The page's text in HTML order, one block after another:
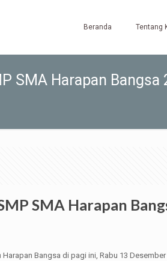
Beranda Tentang
SMA Harapan Bangsa
SMA Harapan
Bangsa di pagi ini, Rabu 13